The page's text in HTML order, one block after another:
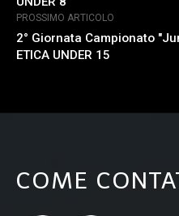
PROSSIMO ARTICOLO
2° Giornata Campionato
ETICA UNDER 15
COME